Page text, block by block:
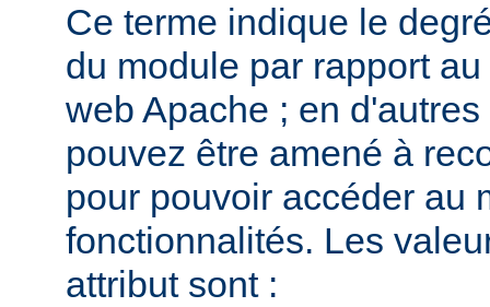
Ce terme indique le
du module par rapport
web Apache ; en
pouvez être amené à
pour pouvoir accéder au
fonctionnalités. Les
attribut sont :